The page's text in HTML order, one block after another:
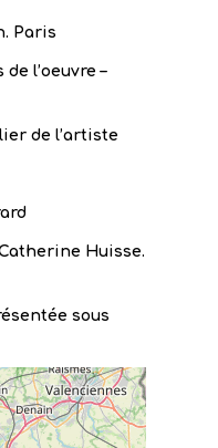
Paris
l’oeuvre –
de l’artiste
Huisse.
sous